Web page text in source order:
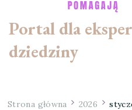
Portal dla
dziedziny
Strona główna 2026